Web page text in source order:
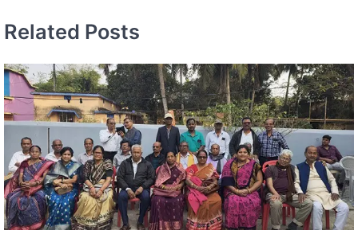
Related Posts